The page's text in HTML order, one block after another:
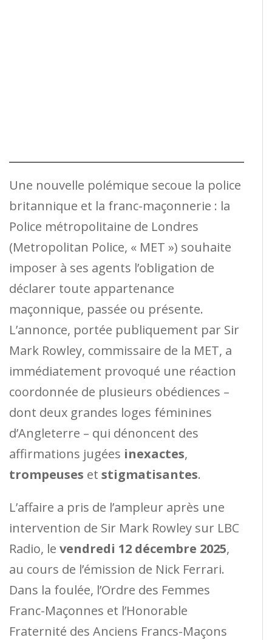
Une nouvelle polémique secoue la police
britannique et la franc-maçonnerie : la
Police métropolitaine de Londres
(Metropolitan Police, « MET ») souhaite
imposer à ses agents l’obligation de
déclarer toute appartenance
maçonnique, passée ou présente.
L’annonce, portée publiquement par Sir
Mark Rowley, commissaire de la MET, a
immédiatement provoqué une réaction
coordonnée de plusieurs obédiences –
dont deux grandes loges féminines
d’Angleterre – qui dénoncent des
affirmations jugées inexactes,
trompeuses et stigmatisantes.
L’affaire a pris de l’ampleur après une
intervention de Sir Mark Rowley sur LBC
Radio, le vendredi 12 décembre 2025,
au cours de l’émission de Nick Ferrari.
Dans la foulée, l’Ordre des Femmes
Franc-Maçonnes et l’Honorable
Fraternité des Anciens Francs-Maçons